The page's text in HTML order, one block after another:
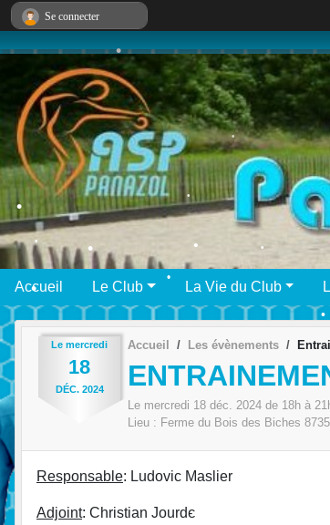
Accueil Le Club La Vie du Club
Le mercredi
18
DÉC. 2024
Accueil Les évènements
Le mercredi 18 déc. 2024 de 18h à
Lieu : Ferme du Bois des Biches
Responsable: Ludovic Maslier
Adjoint: Christian Jourde
Se connecter
•
•
•
•
•
•
•
Panneau de gestion des cookies